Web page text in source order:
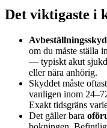
Det viktigaste i
om du måste ställa
— typiskt akut
eller nära anhörig.
Skyddet måste oftast
vanligen inom
Exakt tidsgräns
Det gäller bara